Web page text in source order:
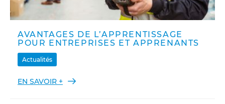
AVANTAGES DE L’APPRENTISSAGE
POUR ENTREPRISES ET APPRENANTS
Actualités
EN SAVOIR +